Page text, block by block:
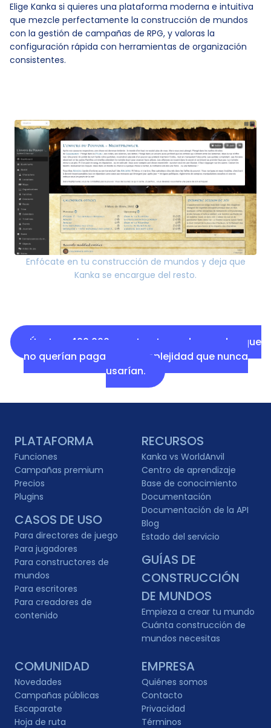
Elige Kanka si quieres una plataforma moderna e intuitiva
que mezcle perfectamente la construcción de mundos
con la gestión de campañas de RPG, y valoras la
configuración rápida con herramientas de organización
consistentes.
Enfócate en tu construcción de mundos y deja que
Kanka se encargue del resto.
Únete a 400,000 constructores de mundos que
no querían pagar por complejidad que nunca
usarían.
PLATAFORMA
Funciones
Campañas premium
Precios
Plugins
CASOS DE USO
Para directores de juego
Para jugadores
Para constructores de
mundos
Para escritores
Para creadores de
contenido
RECURSOS
Kanka vs WorldAnvil
Centro de aprendizaje
Base de conocimiento
Documentación
Documentación de la API
Blog
Estado del servicio
GUÍAS DE
CONSTRUCCIÓN
DE MUNDOS
Empieza a crear tu mundo
Cuánta construcción de
mundos necesitas
COMUNIDAD
Novedades
Campañas públicas
Escaparate
Hoja de ruta
EMPRESA
Quiénes somos
Contacto
Privacidad
Términos